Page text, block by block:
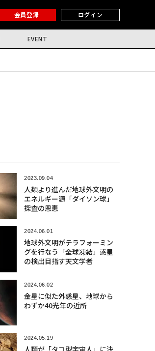
会員登録 ログイン
EVENT
2023.09.04
人類より進んだ地球外文明の
エネルギー源「ダイソン球」
探査の恩恵
2024.06.01
地球外文明がテラフォーミン
グを行なう「全球凍結」惑星
の検出目指す天文学者
2024.06.02
金星に似た外惑星、地球から
わずか40光年の近所
2024.05.19
人類が「タコ型宇宙人」に決